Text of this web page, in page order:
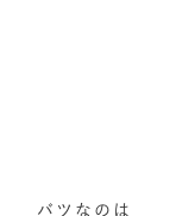
バツなのは